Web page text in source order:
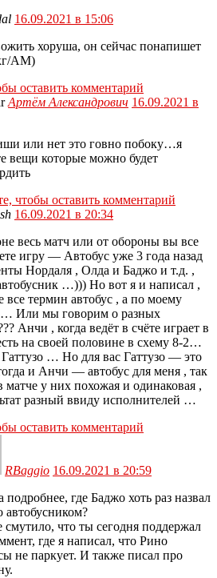
16.09.2021 в 15:06
хоруша, он сейчас понапишет
АМ)
оставить комментарий
Артём Александрович 16.09.2021 в
или нет это говно побоку…я
вещи которые можно будет
чтобы оставить комментарий
16.09.2021 в 20:34
весь матч или от обороны вы все
игру — Автобус уже 3 года назад
Нордаля , Олда и Баджо и т.д. ,
…))) Но вот я и написал ,
все термин автобус , а по моему
Или мы говорим о разных
Анчи , когда ведёт в счёте играет в
на своей половине в схему 8-2…
… Но для вас Гаттузо — это
и Анчи — автобус для меня , так
матче у них похожая и одинаковая ,
разный ввиду исполнителей …
оставить комментарий
RBaggio 16.09.2021 в 20:59
подробнее, где Баджо хоть раз назвал
автобусником?
смутило, что ты сегодня поддержал
где я написал, что Рино
не паркует. И также писал про